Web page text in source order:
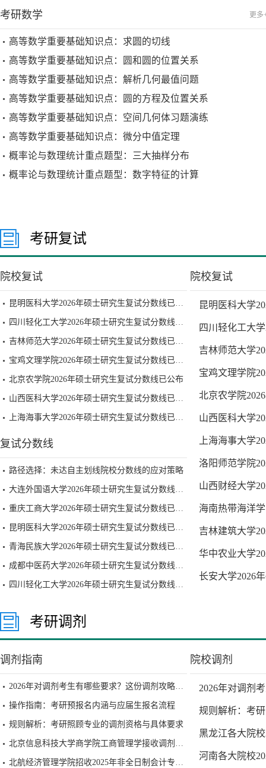
考研数学 更多
高等数学重要基础知识点：求圆的切线
高等数学重要基础知识点：圆和圆的位置关系
高等数学重要基础知识点：解析几何最值问题
高等数学重要基础知识点：圆的方程及位置关系
高等数学重要基础知识点：空间几何体习题演练
高等数学重要基础知识点：微分中值定理
概率论与数理统计重点题型：三大抽样分布
概率论与数理统计重点题型：数字特征的计算
考研复试
院校复试
昆明医科大学2026年硕士研究生复试分数线已公布
四川轻化工大学2026年硕士研究生复试分数线已公布
吉林师范大学2026年硕士研究生复试分数线已公布
宝鸡文理学院2026年硕士研究生复试分数线已公布
北京农学院2026年硕士研究生复试分数线已公布
山西医科大学2026年硕士研究生复试分数线已公布
上海海事大学2026年硕士研究生复试分数线已公布
复试分数线
路径选择：未达自主划线院校分数线的应对策略
大连外国语大学2026年硕士研究生复试分数线已公布
重庆工商大学2026年硕士研究生复试分数线已公布
昆明医科大学2026年硕士研究生复试分数线已公布
青海民族大学2026年硕士研究生复试分数线已公布
成都中医药大学2026年硕士研究生复试分数线已公布
四川轻化工大学2026年硕士研究生复试分数线已公布
院校复试
昆明医科大学
四川轻化工大
吉林师范大学
宝鸡文理学院
北京农学院
山西医科大学
上海海事大学
洛阳师范学院
山西财经大学
海南热带海洋
吉林建筑大学
华中农业大学
长安大学2026
考研调剂
调剂指南
2026年对调剂考生有哪些要求？这份调剂攻略请收好
操作指南：考研预报名内涵与应届生报名流程
规则解析：考研照顾专业的调剂资格与具体要求
北京信息科技大学商学院工商管理学接收调剂通知
北航经济管理学院招收2025年非全日制会计专业硕士研究生（MPAcc）调剂工作办法
院校调剂
2026年对调剂
规则解析：考
黑龙江各大院
河南各大院校